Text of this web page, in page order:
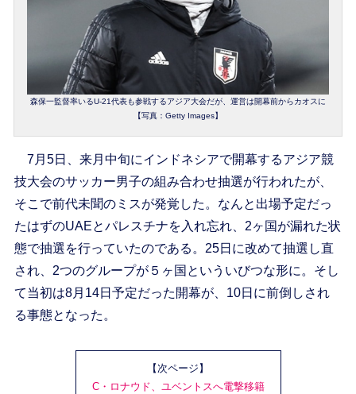
森保一監督率いるU-21代表も参戦するアジア大会だが、運営は開幕前からカオスに
【写真：Getty Images】
7月5日、来月中旬にインドネシアで開幕するアジア競
技大会のサッカー男子の組み合わせ抽選が行われたが、
そこで前代未聞のミスが発覚した。なんと出場予定だっ
たはずのUAEとパレスチナを入れ忘れ、2ヶ国が漏れた状
態で抽選を行っていたのである。25日に改めて抽選し直
され、2つのグループが５ヶ国といういびつな形に。そし
て当初は8月14日予定だった開幕が、10日に前倒しされ
る事態となった。
【次ページ】
C・ロナウド、ユベントスへ電撃移籍